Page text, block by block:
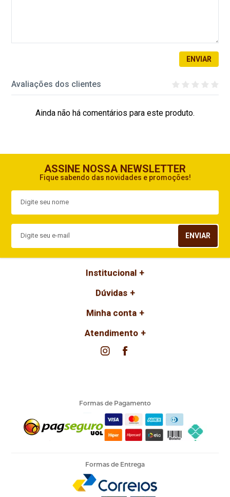
ENVIAR
Avaliações dos clientes
Ainda não há comentários para este produto.
ASSINE NOSSA NEWSLETTER
Fique sabendo das novidades e promoções!
ENVIAR
Institucional
Dúvidas
Minha conta
Atendimento
Formas de Pagamento
Formas de Entrega